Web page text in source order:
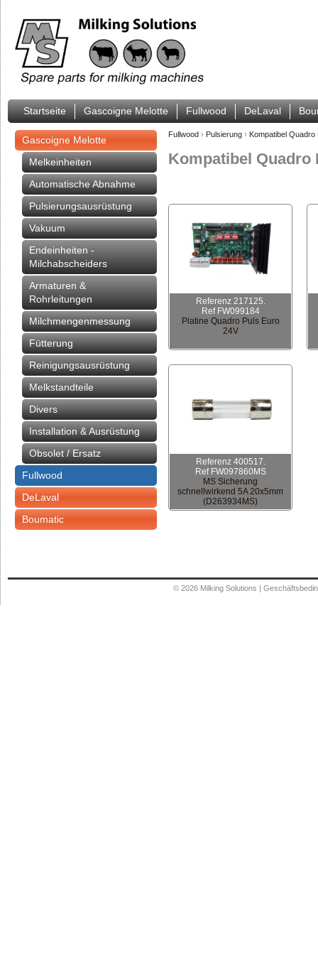
Startseite Gascoigne Melotte Fullwood DeLaval
Gascoigne Melotte
Melkeinheiten
Automatische Abnahme
Pulsierungsausrüstung
Vakuum
Endeinheiten -
Milchabscheiders
Armaturen &
Rohrleitungen
Milchmengenmessung
Fütterung
Reinigungsausrüstung
Melkstandteile
Divers
Installation & Ausrüstung
Obsolet / Ersatz
Fullwood
DeLaval
Boumatic
Fullwood › Pulsierung › Kompatibel Quadro
Kompatibel Quadro
Referenz 217125.
Ref FW099184
Platine Quadro Puls Euro
24V
Referenz 400517.
Ref FW097860MS
MS Sicherung
schnellwirkend 5A 20x5mm
(D263934MS)
© 2026 Milking Solutions |